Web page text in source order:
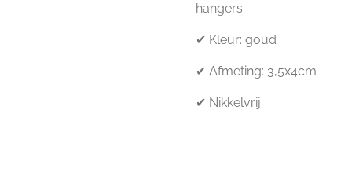
hangers
✔ Kleur: goud
✔ Afmeting: 3,5x4cm
✔ Nikkelvrij